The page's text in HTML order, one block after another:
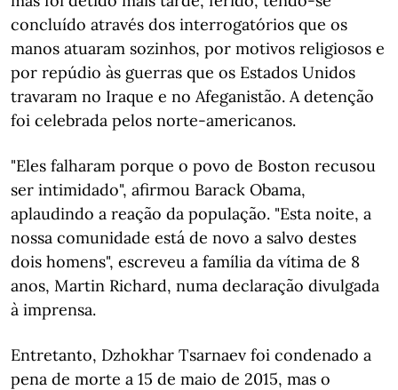
concluído através dos interrogatórios que os
manos atuaram sozinhos, por motivos religiosos e
por repúdio às guerras que os Estados Unidos
travaram no Iraque e no Afeganistão. A detenção
foi celebrada pelos norte-americanos.
"Eles falharam porque o povo de Boston recusou
ser intimidado", afirmou Barack Obama,
aplaudindo a reação da população. "Esta noite, a
nossa comunidade está de novo a salvo destes
dois homens", escreveu a família da vítima de 8
anos, Martin Richard, numa declaração divulgada
à imprensa.
Entretanto, Dzhokhar Tsarnaev foi condenado a
pena de morte a 15 de maio de 2015, mas o